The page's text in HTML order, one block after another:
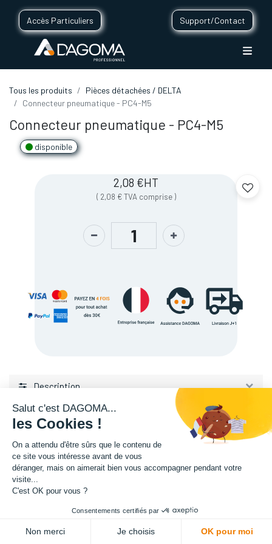
Accès Particuliers Support/Contact
Tous les produits
Pièces détachées / DELTA
Connecteur pneumatique - PC4-M5
Connecteur pneumatique - PC4-M5
disponible
2,08 €HT
( 2,08 € TVA comprise )
Description
L'expertise de la fabrication additive francaise, au service de vos
projets.
84 avenue de la Fosse aux Chenes
Salut c'est DAGOMA...
les Cookies !
On a attendu d'être sûrs que le contenu de
ce site vous intéresse avant de vous
déranger, mais on aimerait bien vous accompagner pendant votre
visite...
C'est OK pour vous ?
Consentements certifiés par
Non merci Je choisis OK pour moi